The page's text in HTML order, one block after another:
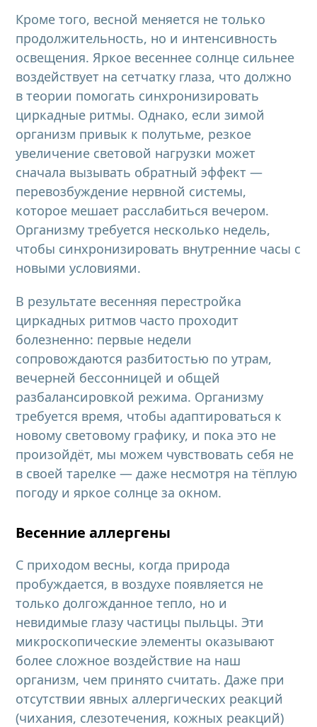
Кроме того, весной меняется не только
продолжительность, но и интенсивность
освещения. Яркое весеннее солнце сильнее
воздействует на сетчатку глаза, что должно
в теории помогать синхронизировать
циркадные ритмы. Однако, если зимой
организм привык к полутьме, резкое
увеличение световой нагрузки может
сначала вызывать обратный эффект —
перевозбуждение нервной системы,
которое мешает расслабиться вечером.
Организму требуется несколько недель,
чтобы синхронизировать внутренние часы с
новыми условиями.
В результате весенняя перестройка
циркадных ритмов часто проходит
болезненно: первые недели
сопровождаются разбитостью по утрам,
вечерней бессонницей и общей
разбалансировкой режима. Организму
требуется время, чтобы адаптироваться к
новому световому графику, и пока это не
произойдёт, мы можем чувствовать себя не
в своей тарелке — даже несмотря на тёплую
погоду и яркое солнце за окном.
Весенние аллергены
С приходом весны, когда природа
пробуждается, в воздухе появляется не
только долгожданное тепло, но и
невидимые глазу частицы пыльцы. Эти
микроскопические элементы оказывают
более сложное воздействие на наш
организм, чем принято считать. Даже при
отсутствии явных аллергических реакций
(чихания, слезотечения, кожных реакций)